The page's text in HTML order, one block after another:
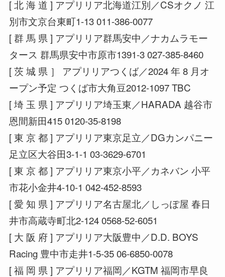
[ 北 海 道 ] アプリリア北海道江別／CSオクノ 江
別市文京台東町1-13 011-386-0077
[ 群 馬 県 ] アプリリア群馬安中／ナカムラモー
タース 群馬県安中市原市1391-3 027-385-8460
[ 茨 城 県 ］ アプリリアつくば／2024 年 8 月オ
ープン予定 つくば市大角豆2012-1097 TBC
[ 埼 玉 県 ] アプリリア埼玉東／HARADA 越谷市
恩間新田415 0120-35-8198
[ 東 京 都 ] アプリリア東京足立／DGカンパニー
足立区大谷田3-1-1 03-3629-6701
[ 東 京 都 ] アプリリア東京小平／カネバン 小平
市花小金井4-10-1 042-452-8593
[ 愛 知 県 ] アプリリア名古屋北／しっぽ屋 春日
井市高蔵寺町北2-124 0568-52-6051
[ 大 阪 府 ] アプリリア大阪豊中／D.D. BOYS
Racing 豊中市走井1-5-35 06-6850-0078
[ 福 岡 県 ] アプリリア福岡／KGTM 福岡市早良